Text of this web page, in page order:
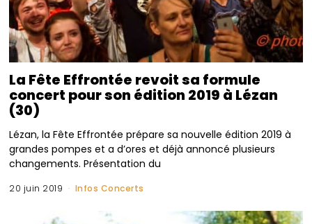
La Fête Effrontée revoit sa formule
concert pour son édition 2019 à Lézan
(30)
Lézan, la Fête Effrontée prépare sa nouvelle édition 2019 à
grandes pompes et a d’ores et déjà annoncé plusieurs
changements. Présentation du
20 juin 2019 Infos Concerts